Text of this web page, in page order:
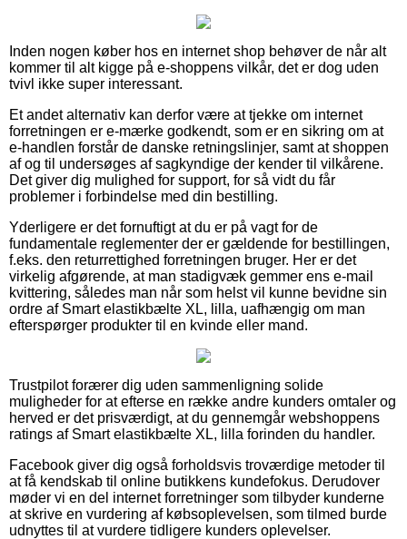
Inden nogen køber hos en internet shop behøver de når alt
kommer til alt kigge på e-shoppens vilkår, det er dog uden
tvivl ikke super interessant.
Et andet alternativ kan derfor være at tjekke om internet
forretningen er e-mærke godkendt, som er en sikring om at
e-handlen forstår de danske retningslinjer, samt at shoppen
af og til undersøges af sagkyndige der kender til vilkårene.
Det giver dig mulighed for support, for så vidt du får
problemer i forbindelse med din bestilling.
Yderligere er det fornuftigt at du er på vagt for de
fundamentale reglementer der er gældende for bestillingen,
f.eks. den returrettighed forretningen bruger. Her er det
virkelig afgørende, at man stadigvæk gemmer ens e-mail
kvittering, således man når som helst vil kunne bevidne sin
ordre af Smart elastikbælte XL, lilla, uafhængig om man
efterspørger produkter til en kvinde eller mand.
Trustpilot forærer dig uden sammenligning solide
muligheder for at efterse en række andre kunders omtaler og
herved er det prisværdigt, at du gennemgår webshoppens
ratings af Smart elastikbælte XL, lilla forinden du handler.
Facebook giver dig også forholdsvis troværdige metoder til
at få kendskab til online butikkens kundefokus. Derudover
møder vi en del internet forretninger som tilbyder kunderne
at skrive en vurdering af købsoplevelsen, som tilmed burde
udnyttes til at vurdere tidligere kunders oplevelser.